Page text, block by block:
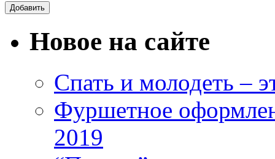
Новое на сайте
Спать и молодеть –
Фуршетное
2019